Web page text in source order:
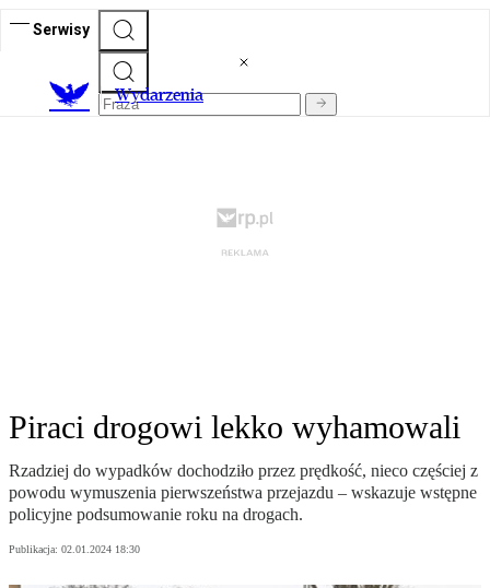
Serwisy
Wydarzenia
Piraci drogowi lekko wyhamowali
Rzadziej do wypadków dochodziło przez prędkość, nieco częściej z
powodu wymuszenia pierwszeństwa przejazdu – wskazuje wstępne
policyjne podsumowanie roku na drogach.
Publikacja: 02.01.2024 18:30